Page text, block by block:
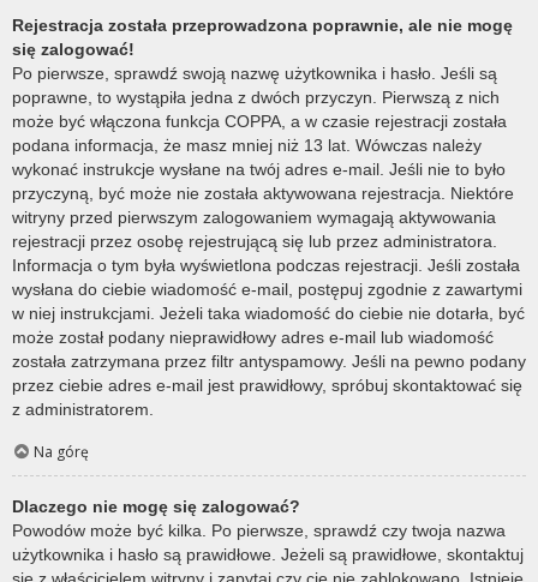
Rejestracja została przeprowadzona poprawnie, ale nie mogę
się zalogować!
Po pierwsze, sprawdź swoją nazwę użytkownika i hasło. Jeśli są
poprawne, to wystąpiła jedna z dwóch przyczyn. Pierwszą z nich
może być włączona funkcja COPPA, a w czasie rejestracji została
podana informacja, że masz mniej niż 13 lat. Wówczas należy
wykonać instrukcje wysłane na twój adres e-mail. Jeśli nie to było
przyczyną, być może nie została aktywowana rejestracja. Niektóre
witryny przed pierwszym zalogowaniem wymagają aktywowania
rejestracji przez osobę rejestrującą się lub przez administratora.
Informacja o tym była wyświetlona podczas rejestracji. Jeśli została
wysłana do ciebie wiadomość e-mail, postępuj zgodnie z zawartymi
w niej instrukcjami. Jeżeli taka wiadomość do ciebie nie dotarła, być
może został podany nieprawidłowy adres e-mail lub wiadomość
została zatrzymana przez filtr antyspamowy. Jeśli na pewno podany
przez ciebie adres e-mail jest prawidłowy, spróbuj skontaktować się
z administratorem.
Na górę
Dlaczego nie mogę się zalogować?
Powodów może być kilka. Po pierwsze, sprawdź czy twoja nazwa
użytkownika i hasło są prawidłowe. Jeżeli są prawidłowe, skontaktuj